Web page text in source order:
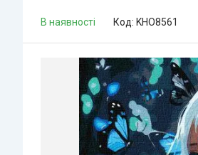
В наявності Код: KHO8561